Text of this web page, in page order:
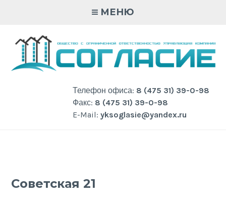
МЕНЮ
Телефон офиса: 8 (475 31) 39-0-98
Факс: 8 (475 31) 39-0-98
E-Mail: yksoglasie@yandex.ru
Советская 21